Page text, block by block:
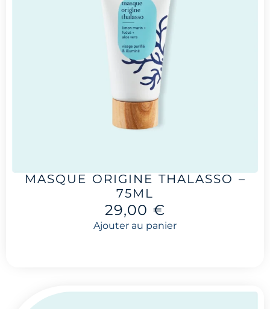
MASQUE ORIGINE THALASSO –
75ML
29,00 €
Ajouter au panier